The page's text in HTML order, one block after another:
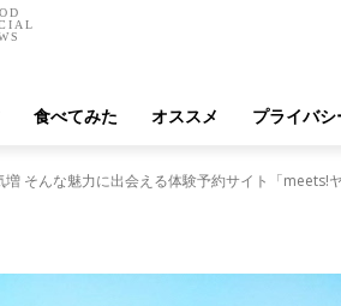
食べてみた オススメ プライバ
そんな魅力に出会える体験予約サイト「meets!